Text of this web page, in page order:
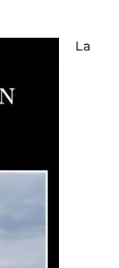
La